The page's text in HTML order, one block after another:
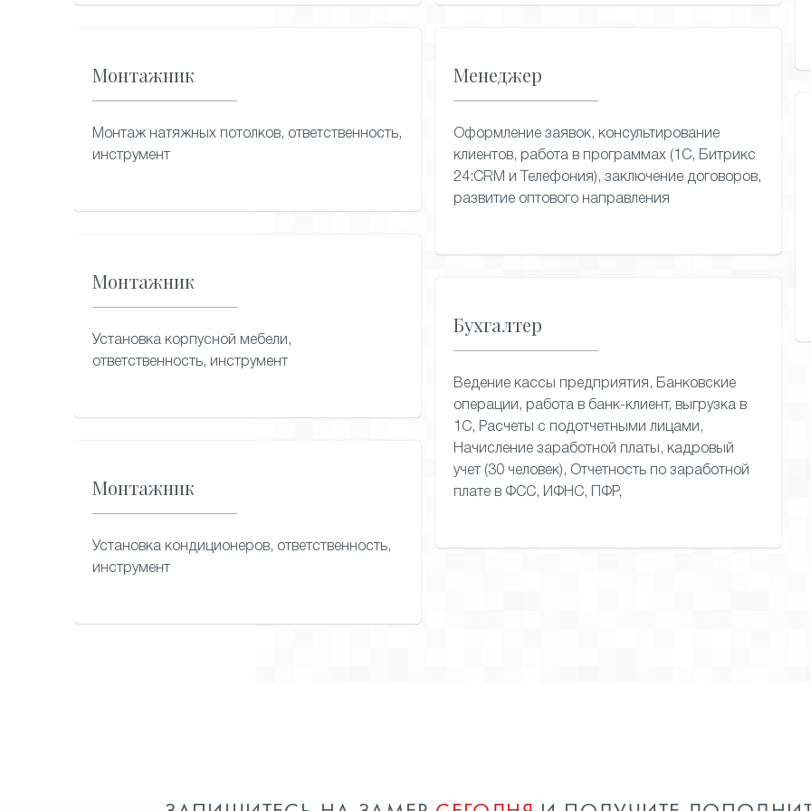
Монтажник
Монтаж натяжных потолков, ответственность,
инструмент
Монтажник
Установка корпусной мебели,
ответственность, инструмент
Монтажник
Установка кондиционеров, ответственность,
инструмент
Менеджер
Оформление заявок, консультирование
клиентов, работа в программах (1С, Битрикс
24:CRM и Телефония), заключение договоров,
развитие оптового направления
Бухгалтер
Ведение кассы предприятия, Банковские
операции, работа в банк-клиент, выгрузка в
1С, Расчеты с подотчетными лицами,
Начисление заработной платы, кадровый
учет (30 человек), Отчетность по заработной
плате в ФСС, ИФНС, ПФР,